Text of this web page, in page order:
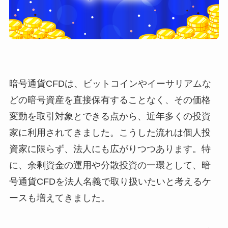
暗号通貨CFDは、ビットコインやイーサリアムな
どの暗号資産を直接保有することなく、その価格
変動を取引対象とできる点から、近年多くの投資
家に利用されてきました。こうした流れは個人投
資家に限らず、法人にも広がりつつあります。特
に、余剰資金の運用や分散投資の一環として、暗
号通貨CFDを法人名義で取り扱いたいと考えるケ
ースも増えてきました。